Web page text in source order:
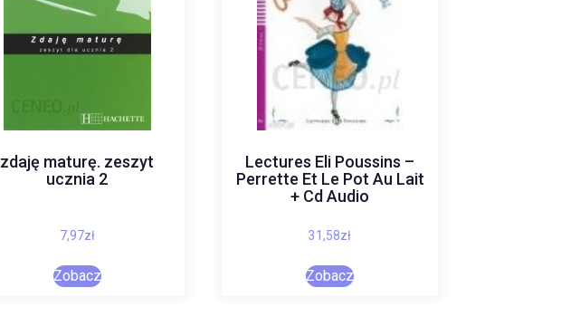
zdaję maturę. zeszyt
ucznia 2
7,97zł
Zobacz
Lectures Eli Poussins –
Perrette Et Le Pot Au Lait
+ Cd Audio
31,58zł
Zobacz